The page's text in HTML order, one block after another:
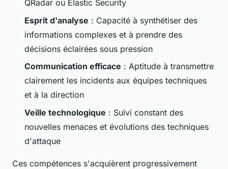
QRadar ou Elastic Security
Esprit d'analyse : Capacité à synthétiser des
informations complexes et à prendre des
décisions éclairées sous pression
Communication efficace : Aptitude à transmettre
clairement les incidents aux équipes techniques
et à la direction
Veille technologique : Suivi constant des
nouvelles menaces et évolutions des techniques
d'attaque
Ces compétences s'acquièrent progressivement